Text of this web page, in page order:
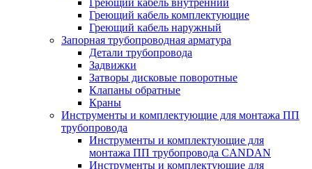
Греющий кабель внутренний
Греющий кабель комплектующие
Греющий кабель наружный
Запорная трубопроводная арматура
Детали трубопровода
Задвижки
Затворы дисковые поворотные
Клапаны обратные
Краны
Инструменты и комплектующие для монтажа ПП
трубопровода
Инструменты и комплектующие для
монтажа ПП трубопровода CANDAN
Инструменты и комплектующие для